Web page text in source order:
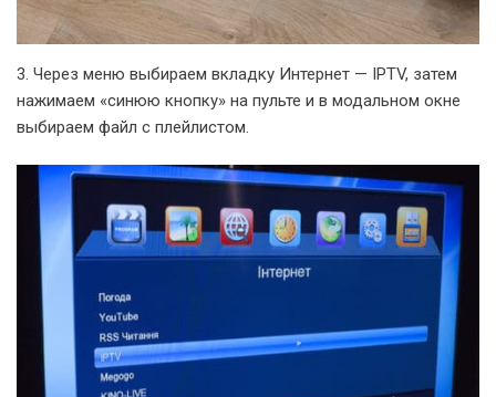
3. Через меню выбираем вкладку Интернет — IPTV, затем
нажимаем «синюю кнопку» на пульте и в модальном окне
выбираем файл с плейлистом.